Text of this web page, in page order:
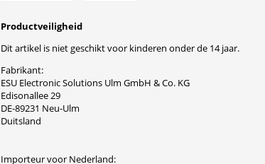
Productveiligheid
Dit artikel is niet geschikt voor kinderen onder de 14 jaar.
Fabrikant:
ESU Electronic Solutions Ulm GmbH & Co. KG
Edisonallee 29
DE-89231 Neu-Ulm
Duitsland
Importeur voor Nederland: